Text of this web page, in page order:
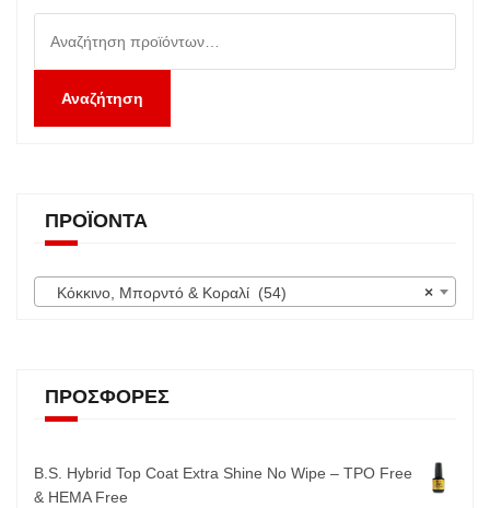
για:
Αναζήτηση
ΠΡΟΪΌΝΤΑ
×
Κόκκινο, Μπορντό & Κοραλί (54)
ΠΡΟΣΦΟΡΈΣ
B.S. Hybrid Top Coat Extra Shine No Wipe – TPO Free
& HEMA Free